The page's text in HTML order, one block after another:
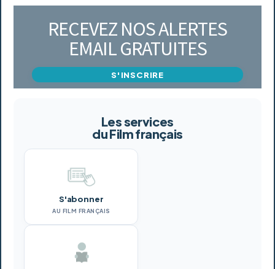
RECEVEZ NOS ALERTES
EMAIL GRATUITES
S'INSCRIRE
Les services
du Film français
S'abonner
AU FILM FRANÇAIS